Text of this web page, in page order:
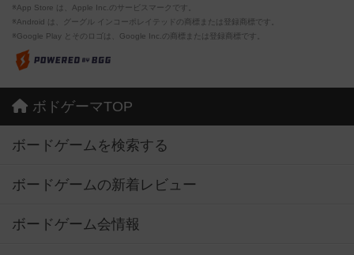
※App Store は、Apple Inc.のサービスマークです。
※Android は、グーグル インコーポレイテッドの商標または登録商標です。
※Google Play とそのロゴは、Google Inc.の商標または登録商標です。
ボドゲーマTOP
ボードゲームを検索する
ボードゲームの新着レビュー
ボードゲーム会情報